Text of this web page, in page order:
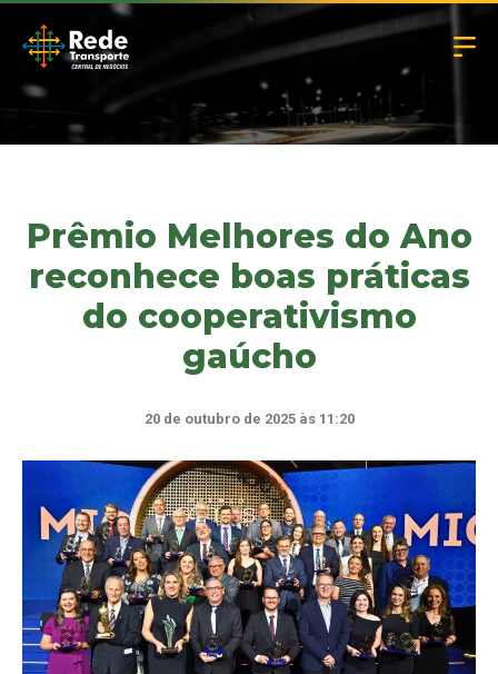
Prêmio Melhores do Ano
reconhece boas práticas
do cooperativismo
gaúcho
20 de outubro de 2025 às 11:20